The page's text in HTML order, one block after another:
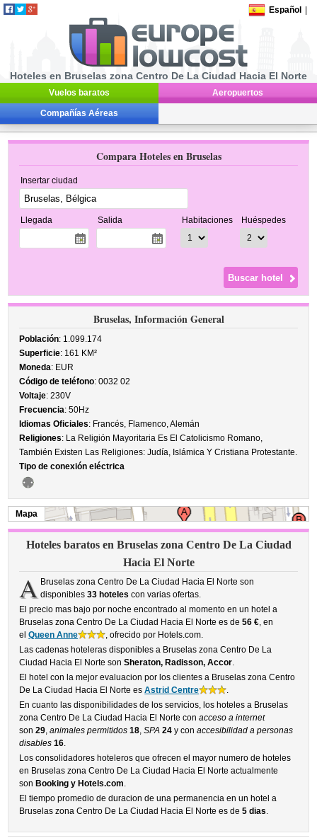
Español
Hoteles en Bruselas zona Centro De La Ciudad Hacia El Norte
Vuelos baratos Aeropuertos
Compañías Aéreas
Compara Hoteles en Bruselas
Insertar ciudad
Llegada Salida Habitaciones Huéspedes
Bruselas, Información General
Población: 1.099.174
Superficie: 161 KM²
Moneda: EUR
Código de teléfono: 0032 02
Voltaje: 230V
Frecuencia: 50Hz
Idiomas Oficiales: Francés, Flamenco, Alemán
Religiones: La Religión Mayoritaria Es El Catolicismo Romano,
También Existen Las Religiones: Judía, Islámica Y Cristiana Protestante.
Tipo de conexión eléctrica
Mapa
Hoteles baratos en Bruselas zona Centro De La Ciudad
Hacia El Norte
A Bruselas zona Centro De La Ciudad Hacia El Norte son
disponibles 33 hoteles con varias ofertas.
El precio mas bajo por noche encontrado al momento en un hotel a
Bruselas zona Centro De La Ciudad Hacia El Norte es de56 €, en
elQueen Anne
, ofrecido por Hotels.com.
Las cadenas hoteleras disponibles a Bruselas zona Centro De La
Ciudad Hacia El Norte sonSheraton, Radisson, Accor.
El hotel con la mejor evaluacion por los clientes a Bruselas zona Centro
De La Ciudad Hacia El Norte esAstrid Centre
.
En cuanto las disponibilidades de los servicios, los hoteles a Bruselas
zona Centro De La Ciudad Hacia El Norte conacceso a internet
son29,animales permitidos 18,SPA 24 y conaccesibilidad a personas
disables 16.
Los consolidadores hoteleros que ofrecen el mayor numero de hoteles
en Bruselas zona Centro De La Ciudad Hacia El Norte actualmente
son Booking y Hotels.com.
El tiempo promedio de duracion de una permanencia en un hotel a
Bruselas zona Centro De La Ciudad Hacia El Norte es de5 dias.